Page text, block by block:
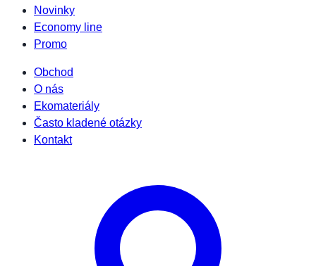
Novinky
Economy line
Promo
Obchod
O nás
Ekomateriály
Často kladené otázky
Kontakt